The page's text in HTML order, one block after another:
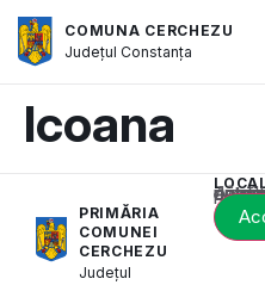
COMUNA CERCHEZU
JudețulConstanța
Icoana
PRIMĂRIA
COMUNEI
CERCHEZU
Județul
Acest conținut este blocat până când acceptați categoria corespunzătoare de cookie-uri.